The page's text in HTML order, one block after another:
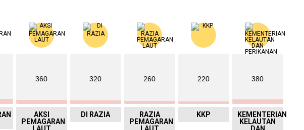
360
AKSI
PEMAGARAN
320
DI RAZIA
260
RAZIA
PEMAGARAN
220
KKP
380
KEMENTERIAN
KELAUTAN